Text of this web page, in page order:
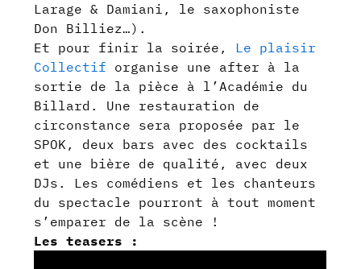
Larage & Damiani, le saxophoniste
Don Billiez…).
Et pour finir la soirée, Le plaisir
Collectif organise une after à la
sortie de la pièce à l’Académie du
Billard. Une restauration de
circonstance sera proposée par le
SPOK, deux bars avec des cocktails
et une bière de qualité, avec deux
DJs. Les comédiens et les chanteurs
du spectacle pourront à tout moment
s’emparer de la scène !
Les teasers :